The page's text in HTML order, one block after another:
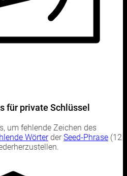
für private Schlüssel
um fehlende Zeichen des
Wörterder Seed-Phrase (12